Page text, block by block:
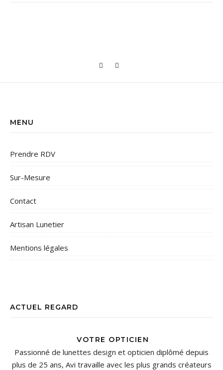
MENU
Prendre RDV
Sur-Mesure
Contact
Artisan Lunetier
Mentions légales
ACTUEL REGARD
VOTRE OPTICIEN
Passionné de lunettes design et opticien diplômé depuis
plus de 25 ans, Avi travaille avec les plus grands créateurs